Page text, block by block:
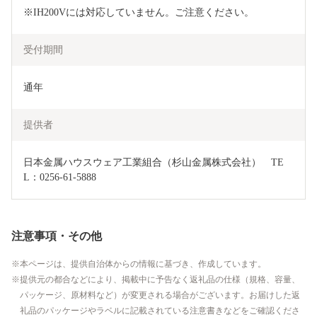
※IH200Vには対応していません。ご注意ください。
受付期間
通年
提供者
日本金属ハウスウェア工業組合（杉山金属株式会社）　TE
L：0256-61-5888
注意事項・その他
本ページは、提供自治体からの情報に基づき、作成しています。
提供元の都合などにより、掲載中に予告なく返礼品の仕様（規格、容量、
パッケージ、原材料など）が変更される場合がございます。お届けした返
礼品のパッケージやラベルに記載されている注意書きなどをご確認くださ